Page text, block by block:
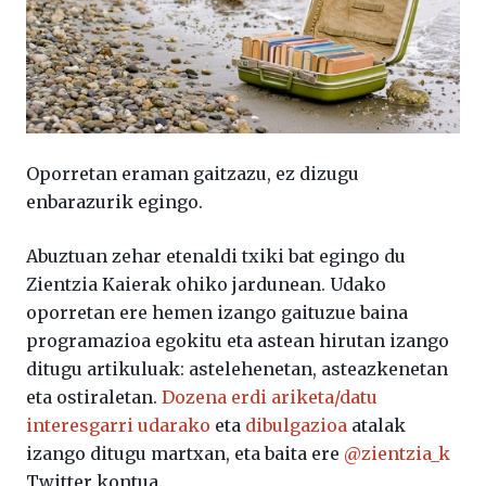
Oporretan eraman gaitzazu, ez dizugu
enbarazurik egingo.
Abuztuan zehar etenaldi txiki bat egingo du
Zientzia Kaierak ohiko jardunean. Udako
oporretan ere hemen izango gaituzue baina
programazioa egokitu eta astean hirutan izango
ditugu artikuluak: astelehenetan, asteazkenetan
eta ostiraletan. Dozena erdi ariketa/datu
interesgarri udarako eta dibulgazioa atalak
izango ditugu martxan, eta baita ere @zientzia_k